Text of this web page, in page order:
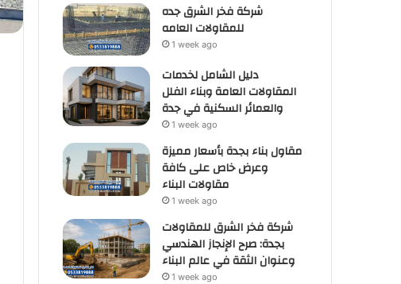
شركة فخر الشرق جده
للمقاولات العامه
1 week ago
دليل الشامل لخدمات
المقاولات العامة وبناء الفلل
والعمائر السكنية في جدة
1 week ago
مقاول بناء بجدة بأسعار مميزة
وعرض خاص على كافة
مقاولات البناء
1 week ago
شركة فخر الشرق للمقاولات
بجدة: صرح الإنجاز الهندسي
وعنوان الثقة في عالم البناء
1 week ago